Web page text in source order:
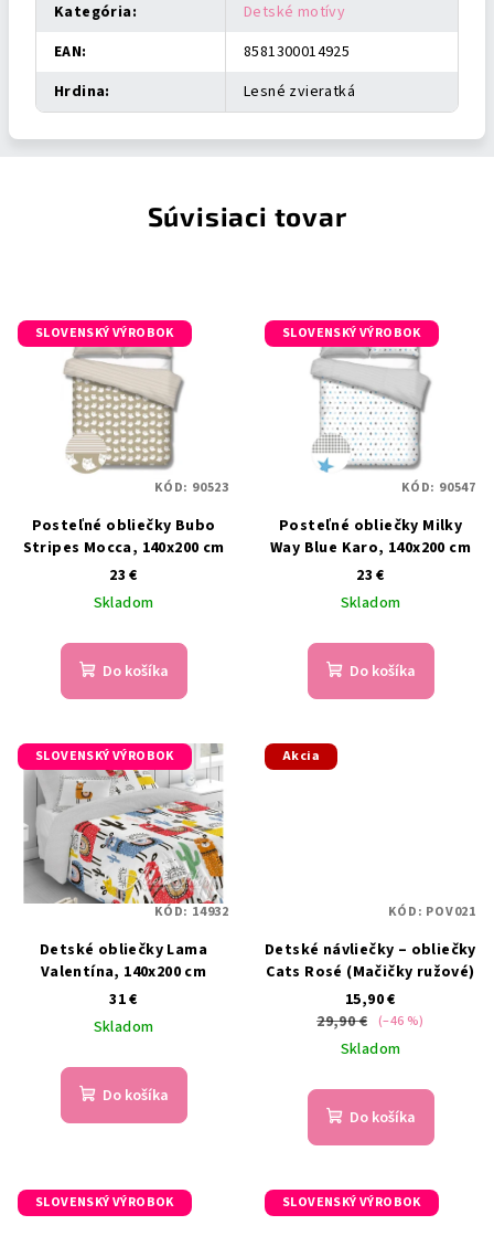
Kategória:
Detské motívy
EAN:
8581300014925
Hrdina: Lesné zvieratká
Súvisiaci tovar
SLOVENSKÝ VÝROBOK
Posteľné obliečky Bubo
Stripes Mocca, 140x200 cm
23 €
Skladom
Do košíka
KÓD: 90523
SLOVENSKÝ VÝROBOK
Posteľné obliečky Milky
Way Blue Karo, 140x200 cm
23 €
Skladom
Do košíka
KÓD: 90547
SLOVENSKÝ VÝROBOK
Detské obliečky Lama
Valentína, 140x200 cm
31 €
Skladom
Do košíka
KÓD: 14932
Akcia
Detské návliečky – obliečky
Cats Rosé (Mačičky ružové)
15,90 €
29,90 € (–46 %)
Skladom
Do košíka
KÓD: POV021
SLOVENSKÝ VÝROBOK SLOVENSKÝ VÝROBOK